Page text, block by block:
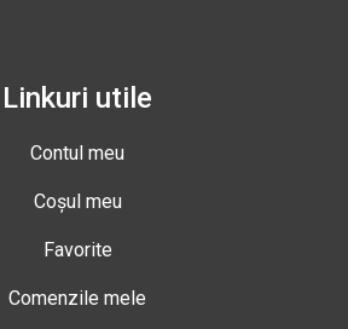
Linkuri utile
Contul meu
Coșul meu
Favorite
Comenzile mele